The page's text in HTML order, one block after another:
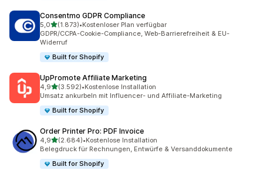
Consentmo GDPR Compliance
5,0von 5 Sternen
(1.873)
1873 Rezensionen insgesamt
•Kostenloser Plan verfügbar
GDPR/CCPA-Cookie-Compliance, Web-Barrierefreiheit & EU-
Widerruf
Built for Shopify
UpPromote Affiliate Marketing
4,9von 5 Sternen
(3.592)
3592 Rezensionen insgesamt
•Kostenlose Installation
Umsatz ankurbeln mit Influencer- und Affiliate-Marketing
Built for Shopify
Order Printer Pro: PDF Invoice
4,9von 5 Sternen
(2.684)
2684 Rezensionen insgesamt
•Kostenlose Installation
Belegdruck für Rechnungen, Entwürfe & Versanddokumente
Built for Shopify